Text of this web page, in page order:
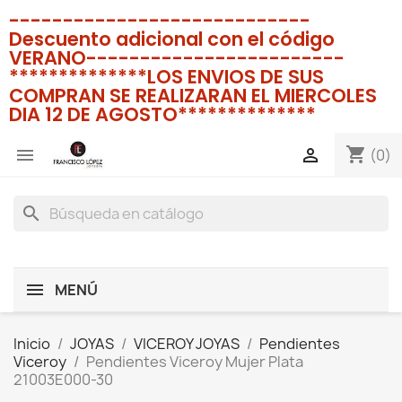
----------------------------
Descuento adicional con el código
VERANO------------------------
**************LOS ENVIOS DE SUS
COMPRAN SE REALIZARAN EL MIERCOLES
DIA 12 DE AGOSTO**************
 shopping_cart (0)

search
MENÚ
Inicio JOYAS VICEROY JOYAS
Pendientes
Viceroy
Pendientes Viceroy Mujer Plata
21003E000-30